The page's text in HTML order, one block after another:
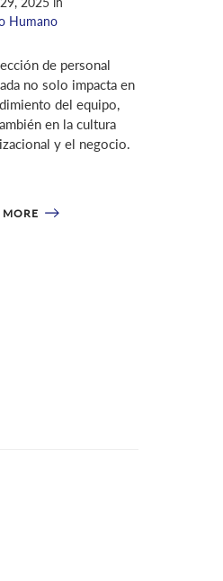
Humano
de personal
no solo impacta en
del equipo,
en la cultura
y el negocio.